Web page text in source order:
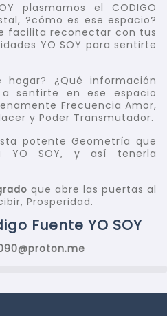
plasmamos el CODIGO
?cómo es ese espacio?
facilita reconectar con tus
YO SOY para sentirte
hogar? ¿Qué información
sentirte en ese espacio
Frecuencia Amor,
y Poder Transmutador.
potente Geometría que
YO SOY, y así tenerla
que abre las puertas al
Prosperidad.
Fuente YO SOY